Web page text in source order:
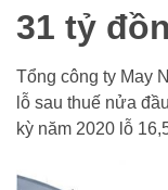
31 tỷ
Tổng công ty May
lỗ sau thuế nửa
kỳ năm 2020 lỗ